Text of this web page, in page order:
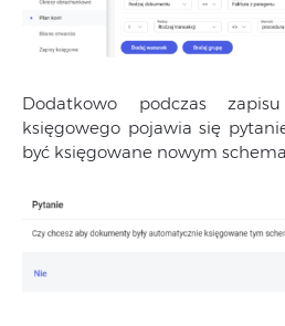
Dodatkowo podczas
księgowego pojawia się
być księgowane nowym